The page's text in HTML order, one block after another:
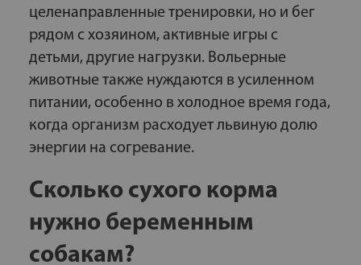
целенаправленные тренировки, но и бег
рядом с хозяином, активные игры с
детьми, другие нагрузки. Вольерные
животные также нуждаются в усиленном
питании, особенно в холодное время года,
когда организм расходует львиную долю
энергии на согревание.
Сколько сухого корма
нужно беременным
собакам?